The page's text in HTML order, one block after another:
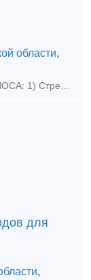
области,
Стрелочные переводы 1- ОЙ ГРУППЫ ИЗНОСА: 1) Стрелочные перевод Р50 1/9 и 1/11 проект 2498; 2) Стрелочный перевод Р65 1/6 проект 2307.00000-14 3) Стрелочный перевод Р65 1/9 и 1/11 проект 2434; 4) С
для
,